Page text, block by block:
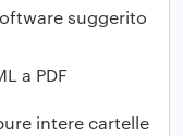
suggerito
intere cartelle